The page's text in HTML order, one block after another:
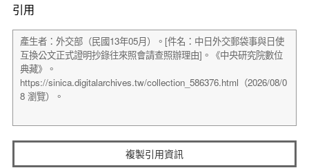
引用
複製引用資訊